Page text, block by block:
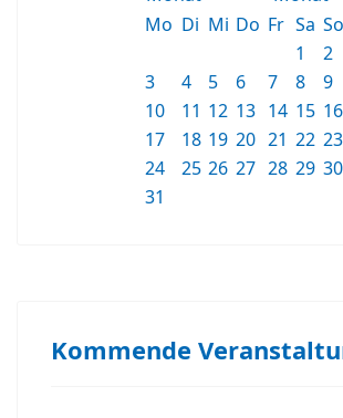
Mo Di Mi Do Fr Sa So
1
2
3
4 5 6 7 8
9
10
11 12 13 14 15 16
17
18 19 20 21 22 23
24
25 26 27 28 29 30
31
Kommende